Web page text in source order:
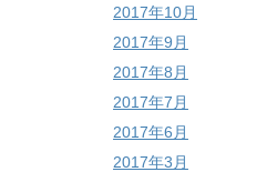
2017年10月
2017年9月
2017年8月
2017年7月
2017年6月
2017年3月